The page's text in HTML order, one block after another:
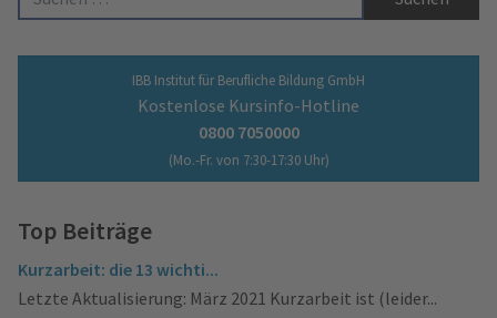
IBB Institut für Berufliche Bildung GmbH
Kostenlose Kursinfo-Hotline
0800 7050000
(Mo.-Fr. von 7:30-17:30 Uhr)
Top Beiträge
Kurzarbeit: die 13 wichti...
Letzte Aktualisierung: März 2021 Kurzarbeit ist (leider...